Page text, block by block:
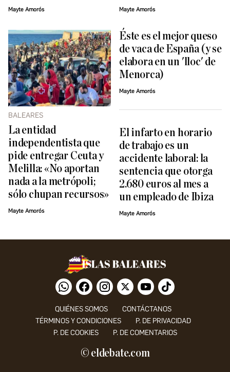
Mayte Amorós Mayte Amorós
BALEARES
La entidad
independentista que
pide entregar Ceuta y
Melilla: «No aportan
nada a la metrópoli;
sólo chupan recursos»
Mayte Amorós
Éste es el mejor queso
de vaca de España (y se
elabora en un 'lloc' de
Menorca)
Mayte Amorós
El infarto en horario
de trabajo es un
accidente laboral: la
sentencia que otorga
2.680 euros al mes a
un empleado de Ibiza
Mayte Amorós
QUIÉNES SOMOS
CONTÁCTANOS
TÉRMINOS Y CONDICIONES
P. DE PRIVACIDAD
P. DE COOKIES
P. DE COMENTARIOS
© eldebate.com